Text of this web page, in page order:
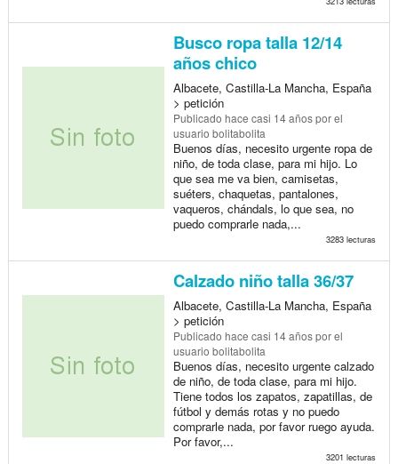
Busco ropa talla 12/14
años chico
Albacete, Castilla-La Mancha, España
> petición
Publicado hace casi 14 añospor el
usuario bolitabolita
Buenos días, necesito urgente ropa de
niño, de toda clase, para mi hijo. Lo
que sea me va bien, camisetas,
suéters, chaquetas, pantalones,
vaqueros, chándals, lo que sea, no
puedo comprarle nada,...
3283 lecturas
Calzado niño talla 36/37
Albacete, Castilla-La Mancha, España
> petición
Publicado hace casi 14 añospor el
usuario bolitabolita
Buenos días, necesito urgente calzado
de niño, de toda clase, para mi hijo.
Tiene todos los zapatos, zapatillas, de
fútbol y demás rotas y no puedo
comprarle nada, por favor ruego ayuda.
Por favor,...
3201 lecturas